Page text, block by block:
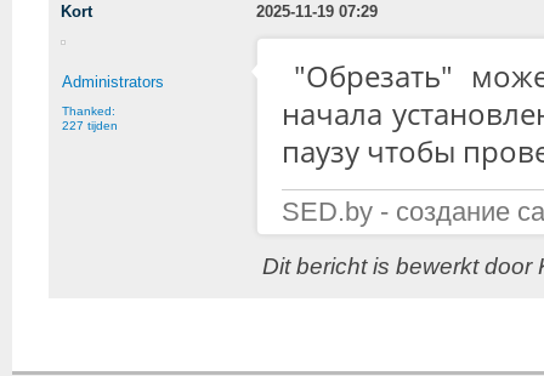
Kort 2025-11-19 07:29
Administrators
Thanked:
227 tijden
"Обрезать"
начала
паузу чтобы
SED.by - создание
Dit bericht is bewerkt door